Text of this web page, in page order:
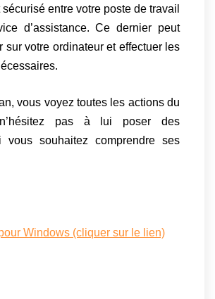
entre votre poste de travail
d’assistance. Ce dernier peut
sur votre ordinateur et effectuer les
vous voyez toutes les actions du
pas à lui poser des
vous souhaitez comprendre ses
Windows (cliquer sur le lien)